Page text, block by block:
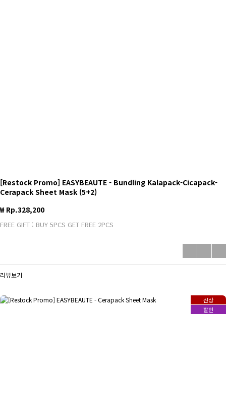
[Restock Promo] EASYBEAUTE - Bundling Kalapack-Cicapack-
Cerapack Sheet Mask (5+2)
₩ Rp.328,200
FREE GIFT : BUY 5PCS GET FREE 2PCS
리뷰보기
신상
할인